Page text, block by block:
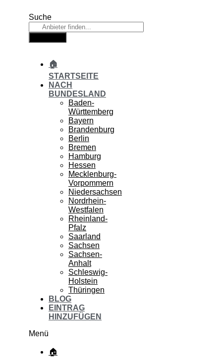
Suche
🏠
STARTSEITE
NACH
BUNDESLAND
Baden-
Württemberg
Bayern
Brandenburg
Berlin
Bremen
Hamburg
Hessen
Mecklenburg-
Vorpommern
Niedersachsen
Nordrhein-
Westfalen
Rheinland-
Pfalz
Saarland
Sachsen
Sachsen-
Anhalt
Schleswig-
Holstein
Thüringen
BLOG
EINTRAG
HINZUFÜGEN
Menü
🏠